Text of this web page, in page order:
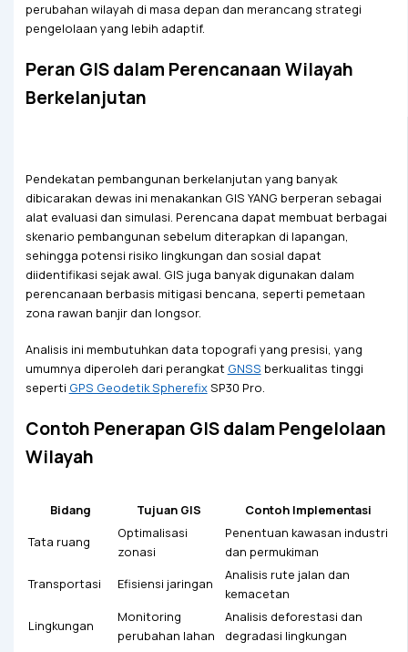
perubahan wilayah di masa depan dan merancang strategi
pengelolaan yang lebih adaptif.
Peran GIS dalam Perencanaan Wilayah
Berkelanjutan
Pendekatan pembangunan berkelanjutan yang banyak
dibicarakan dewas ini menakankan GIS YANG berperan sebagai
alat evaluasi dan simulasi. Perencana dapat membuat berbagai
skenario pembangunan sebelum diterapkan di lapangan,
sehingga potensi risiko lingkungan dan sosial dapat
diidentifikasi sejak awal. GIS juga banyak digunakan dalam
perencanaan berbasis mitigasi bencana, seperti pemetaan
zona rawan banjir dan longsor.
Analisis ini membutuhkan data topografi yang presisi, yang
umumnya diperoleh dari perangkat GNSS berkualitas tinggi
seperti GPS Geodetik SpherefixSP30 Pro.
Contoh Penerapan GIS dalam Pengelolaan
Wilayah
Bidang Tujuan GIS
Contoh Implementasi
Tata ruang
Optimalisasi
zonasi
Penentuan kawasan industri
dan permukiman
Transportasi
Efisiensi jaringan
Analisis rute jalan dan
kemacetan
Lingkungan
Monitoring
perubahan lahan
Analisis deforestasi dan
degradasi lingkungan